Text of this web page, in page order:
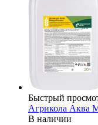
Быстрый
Агрикола Аква
В наличии